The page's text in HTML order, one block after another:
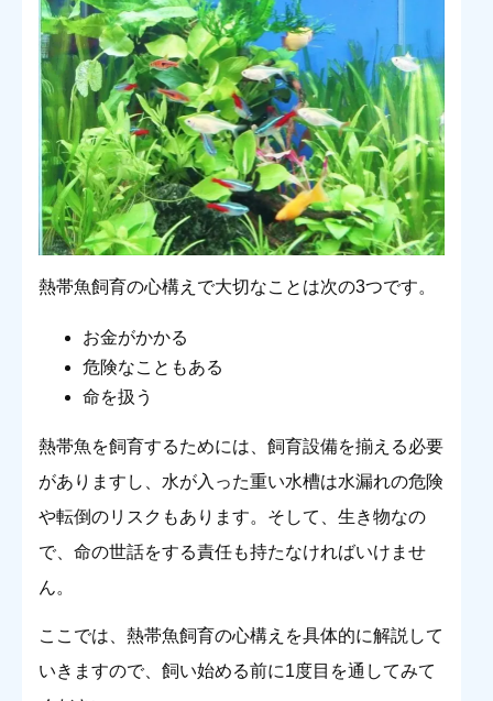
熱帯魚飼育の心構えで大切なことは次の3つです。
お金がかかる
危険なこともある
命を扱う
熱帯魚を飼育するためには、飼育設備を揃える必要
がありますし、水が入った重い水槽は水漏れの危険
や転倒のリスクもあります。そして、生き物なの
で、命の世話をする責任も持たなければいけませ
ん。
ここでは、熱帯魚飼育の心構えを具体的に解説して
いきますので、飼い始める前に1度目を通してみて